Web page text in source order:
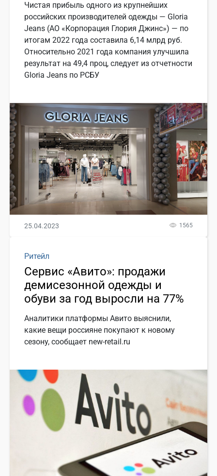
Чистая прибыль одного из крупнейших
российских производителей одежды — Gloria
Jeans (АО «Корпорация Глория Джинс») — по
итогам 2022 года составила 6,14 млрд руб.
Относительно 2021 года компания улучшила
результат на 49,4 проц, следует из отчетности
Gloria Jeans по РСБУ
25.04.2023 1565
Ритейл
Сервис «Авито»: продажи
демисезонной одежды и
обуви за год выросли на 77%
Аналитики платформы Авито выяснили,
какие вещи россияне покупают к новому
сезону, сообщает new-retail.ru